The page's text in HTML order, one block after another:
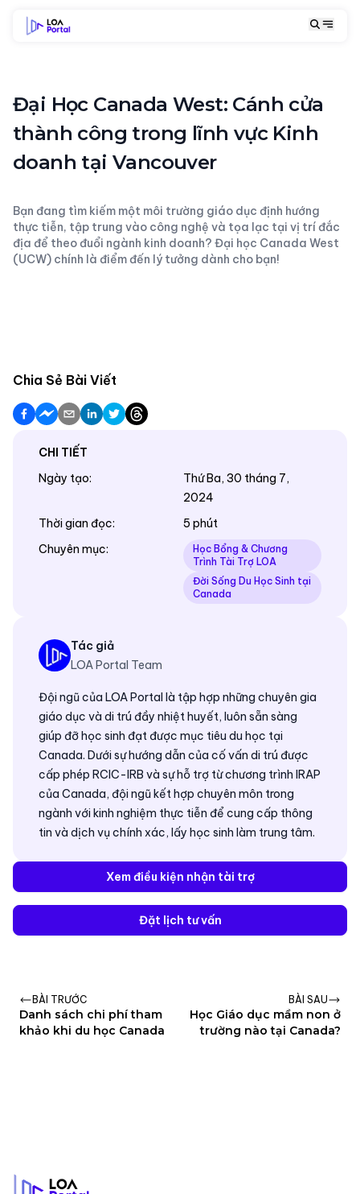
Đại Học Canada West: Cánh cửa
thành công trong lĩnh vực Kinh
doanh tại Vancouver
Bạn đang tìm kiếm một môi trường giáo dục định hướng
thực tiễn, tập trung vào công nghệ và tọa lạc tại vị trí đắc
địa để theo đuổi ngành kinh doanh? Đại học Canada West
(UCW) chính là điểm đến lý tưởng dành cho bạn!
Chia Sẻ Bài Viết
CHI TIẾT
Ngày tạo:
Thứ Ba, 30 tháng 7,
2024
Thời gian đọc:
5 phút
Chuyên mục:
Học Bổng & Chương
Trình Tài Trợ LOA
Đời Sống Du Học Sinh tại
Canada
Tác giả
LOA Portal Team
Đội ngũ của LOA Portal là tập hợp những chuyên gia
giáo dục và di trú đầy nhiệt huyết, luôn sẵn sàng
giúp đỡ học sinh đạt được mục tiêu du học tại
Canada. Dưới sự hướng dẫn của cố vấn di trú được
cấp phép RCIC-IRB và sự hỗ trợ từ chương trình IRAP
của Canada, đội ngũ kết hợp chuyên môn trong
ngành với kinh nghiệm thực tiễn để cung cấp thông
tin và dịch vụ chính xác, lấy học sinh làm trung tâm.
Xem điều kiện nhận tài trợ
Đặt lịch tư vấn
BÀI TRƯỚC
Danh sách chi phí tham
khảo khi du học Canada
BÀI SAU
Học Giáo dục mầm non ở
trường nào tại Canada?